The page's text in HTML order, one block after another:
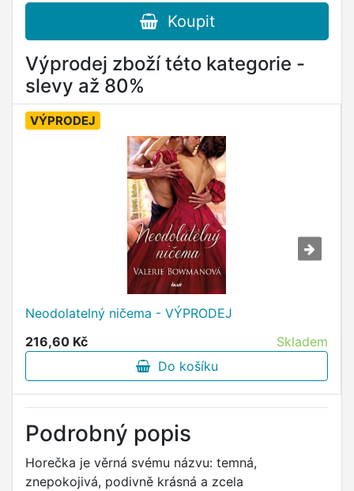
Koupit
Výprodej zboží této kategorie -
slevy až 80%
VÝPRODEJ
Neodolatelný ničema - VÝPRODEJ
216,60 Kč
Skladem
Do košíku
Podrobný popis
Horečka je věrná svému názvu: temná,
znepokojivá, podivně krásná a zcela